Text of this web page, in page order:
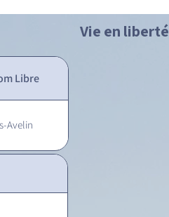
Vie en liberté
Libre
Avelin